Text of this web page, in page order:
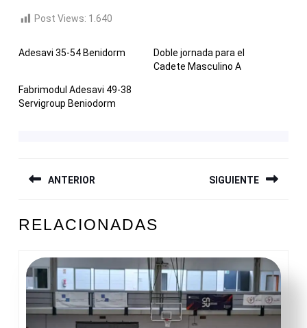
Post Views: 1.640
Adesavi 35-54 Benidorm
Doble jornada para el
Cadete Masculino A
Fabrimodul Adesavi 49-38
Servigroup Beniodorm
DE
ANTERIOR
anterior:
SIGUIENTE
entrada:
RELACIONADAS